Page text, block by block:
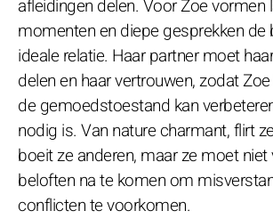
afleidingen delen. Voor Zoe vormen
momenten en diepe gesprekken de
ideale relatie. Haar partner moet
delen en haar vertrouwen, zodat
de gemoedstoestand kan
nodig is. Van nature charmant, flirt
boeit ze anderen, maar ze moet niet
beloften na te komen om
conflicten te voorkomen.